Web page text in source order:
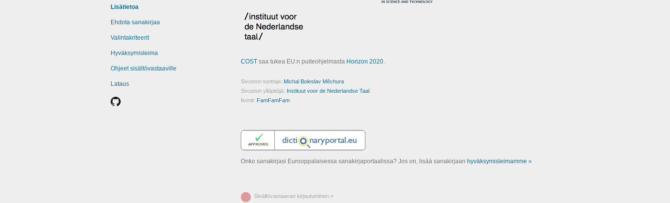
Lisätietoa
Ehdota sanakirjaa
Valintakriteerit
Hyväksymisleima
Ohjeet sisältövastaaville
Lataus
COSTsaa tukea EU:n puiteohjelmasta Horizon 2020.
Sivuston tuottaja: Michal Boleslav Měchura
Sivuston ylläpitäjä: Instituut voor de Nederlandse Taal
Ikonit: FamFamFam
Onko sanakirjasi Eurooppalaisessa sanakirjaportaalissa? Jos on, lisää sanakirjaan hyväksymisleimamme »
Sisältövastaavan kirjautuminen »